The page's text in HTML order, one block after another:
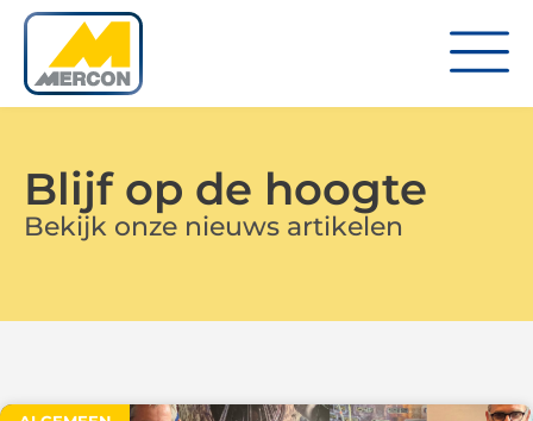
Blijf op de hoogte
Bekijk onze nieuws artikelen